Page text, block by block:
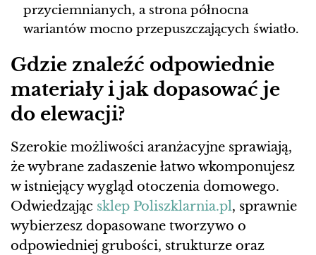
przyciemnianych, a strona północna
wariantów mocno przepuszczających światło.
Gdzie znaleźć odpowiednie
materiały i jak dopasować je
do elewacji?
Szerokie możliwości aranżacyjne sprawiają,
że wybrane zadaszenie łatwo wkomponujesz
w istniejący wygląd otoczenia domowego.
Odwiedzając sklep Poliszklarnia.pl, sprawnie
wybierzesz dopasowane tworzywo o
odpowiedniej grubości, strukturze oraz